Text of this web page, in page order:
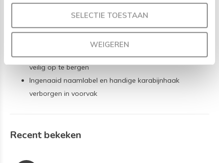
SELECTIE TOESTAAN
WEIGEREN
schouderbanden en een gemakkelijk handvat
Waterbestendige polyester stof
Custom MontiiCo ritsen - sterk en stevig!
2 grote zijvakken, extra diep gemaakt om waterflessen
veilig op te bergen
Ingenaaid naamlabel en handige karabijnhaak
verborgen in voorvak
Recent bekeken